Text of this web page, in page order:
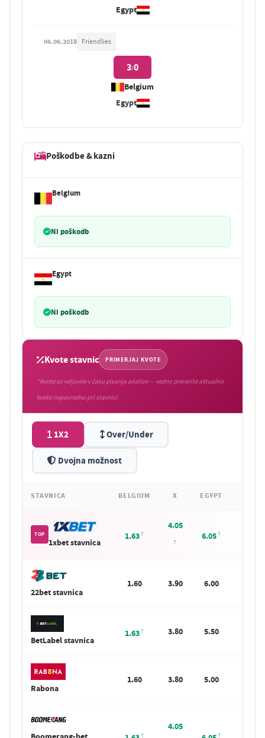
Egypt
06.06.2018 Friendlies
Belgium
3:0
Egypt
Poškodbe & kazni
Belgium
Ni poškodb
Egypt
Ni poškodb
Kvote stavnic PRIMERJAJ KVOTE
*Kvote so veljavne v času pisanja analize — vedno preverite aktualno
kvoto neposredno pri stavnici
1X2 Over/Under
Dvojna možnost
STAVNICA BELGIUM X EGYPT
TOP
1xbet stavnica
1.63
4.05
6.05
22bet stavnica
1.60 3.90 6.00
BetLabel stavnica
1.63 3.80 5.50
Rabona
1.60 3.80 5.00
4.05